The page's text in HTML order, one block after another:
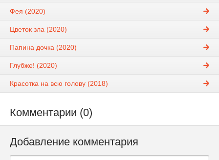
Фея (2020)
Цветок зла (2020)
Папина дочка (2020)
Глубже! (2020)
Красотка на всю голову (2018)
Комментарии (0)
Добавление комментария